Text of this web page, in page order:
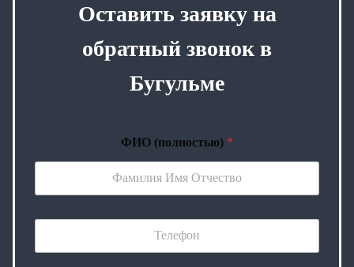
Оставить заявку на
обратный звонок в
Бугульме
ФИО (полностью) *